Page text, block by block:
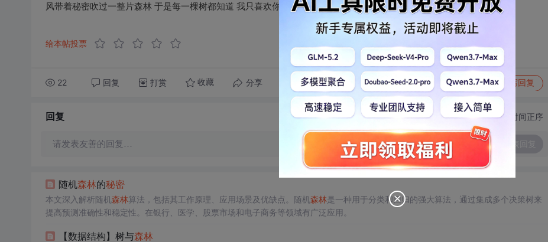
风带着秘密吹过一整片森林 于是每一棵树都知道 我只喜欢你
给本帖投票
22 回复 打赏 收藏 分享 转发到动态 举报 写回复
回复 切换为时间正序
请发表友善的回复…
随机森林的秘密
本文深入解析随机森林算法，包括其工作原理、应用场景及优缺点。随机森林是一种用于分类和回归的强大算法，通过集成多个决策树来
提高预测准确性和稳定性。在银行、医学、股票市场和电子商务等领域有广泛应用。
【数据结构】树与森林